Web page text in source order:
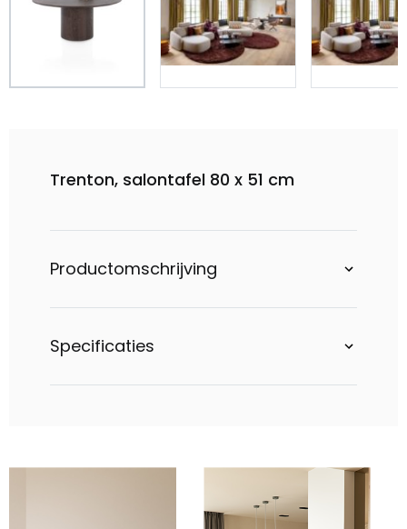
Trenton, salontafel 80 x 51 cm
Productomschrijving
Specificaties